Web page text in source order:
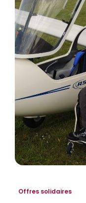
Offres solidaires